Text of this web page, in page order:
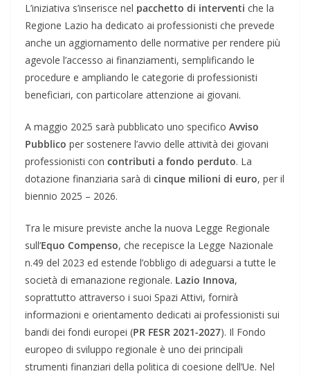
L’iniziativa s’inserisce nel pacchetto di interventi che la
Regione Lazio ha dedicato ai professionisti che prevede
anche un aggiornamento delle normative per rendere più
agevole l’accesso ai finanziamenti, semplificando le
procedure e ampliando le categorie di professionisti
beneficiari, con particolare attenzione ai giovani.
A maggio 2025 sarà pubblicato uno specifico Avviso
Pubblico per sostenere l’avvio delle attività dei giovani
professionisti con contributi a fondo perduto. La
dotazione finanziaria sarà di cinque milioni di euro, per il
biennio 2025 – 2026.
Tra le misure previste anche la nuova Legge Regionale
sull’Equo Compenso, che recepisce la Legge Nazionale
n.49 del 2023 ed estende l’obbligo di adeguarsi a tutte le
società di emanazione regionale. Lazio Innova,
soprattutto attraverso i suoi Spazi Attivi, fornirà
informazioni e orientamento dedicati ai professionisti sui
bandi dei fondi europei (PR FESR 2021-2027). Il Fondo
europeo di sviluppo regionale è uno dei principali
strumenti finanziari della politica di coesione dell’Ue. Nel